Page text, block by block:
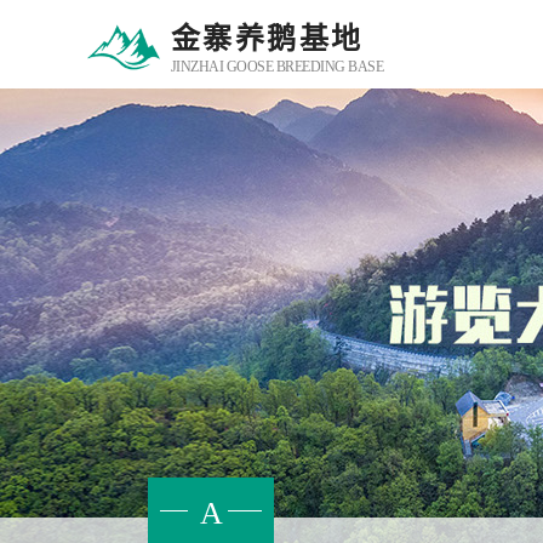
金寨养鹅基地
JINZHAI GOOSE BREEDING BASE
A